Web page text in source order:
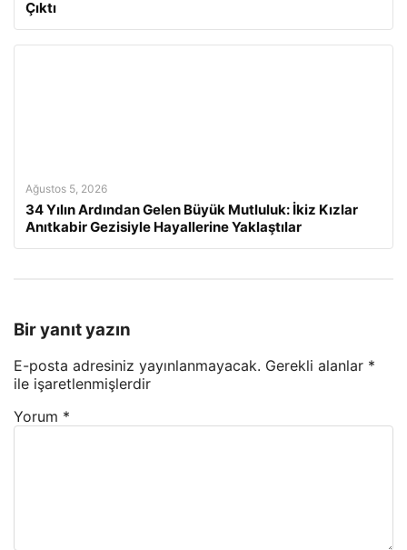
Çıktı
Ağustos 5, 2026
34 Yılın Ardından Gelen Büyük Mutluluk: İkiz Kızlar
Anıtkabir Gezisiyle Hayallerine Yaklaştılar
Bir yanıt yazın
E-posta adresiniz yayınlanmayacak. Gerekli alanlar *
ile işaretlenmişlerdir
Yorum *